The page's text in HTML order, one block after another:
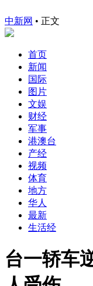
中新网 • 正文
首页
新闻
国际
图片
文娱
财经
军事
港澳台
产经
视频
体育
地方
华人
最新
生活经
台一轿车